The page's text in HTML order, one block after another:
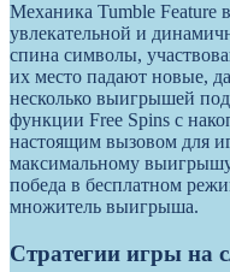
Механика Tumble Feature
увлекательной и
спина символы,
их место падают новые,
несколько выигрышей
функции Free Spins с
настоящим вызовом для
максимальному
победа в бесплатном
множитель выигрыша.
Стратегии игры на